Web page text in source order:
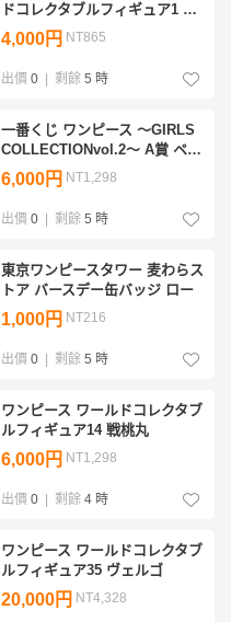
ドコレクタブルフィギュア1 峰
田実
4,000円 NT865
出價 0 剩餘 5 時
一番くじ ワンピース ～GIRLS
COLLECTIONvol.2～ A賞 ペロ
ーナ フィギュア スペシャルver.
6,000円 NT1,298
出價 0 剩餘 5 時
東京ワンピースタワー 麦わらス
トア バースデー缶バッジ ロー
1,000円 NT216
出價 0 剩餘 5 時
ワンピース ワールドコレクタブ
ルフィギュア14 戦桃丸
6,000円 NT1,298
出價 0 剩餘 4 時
ワンピース ワールドコレクタブ
ルフィギュア35 ヴェルゴ
20,000円 NT4,328